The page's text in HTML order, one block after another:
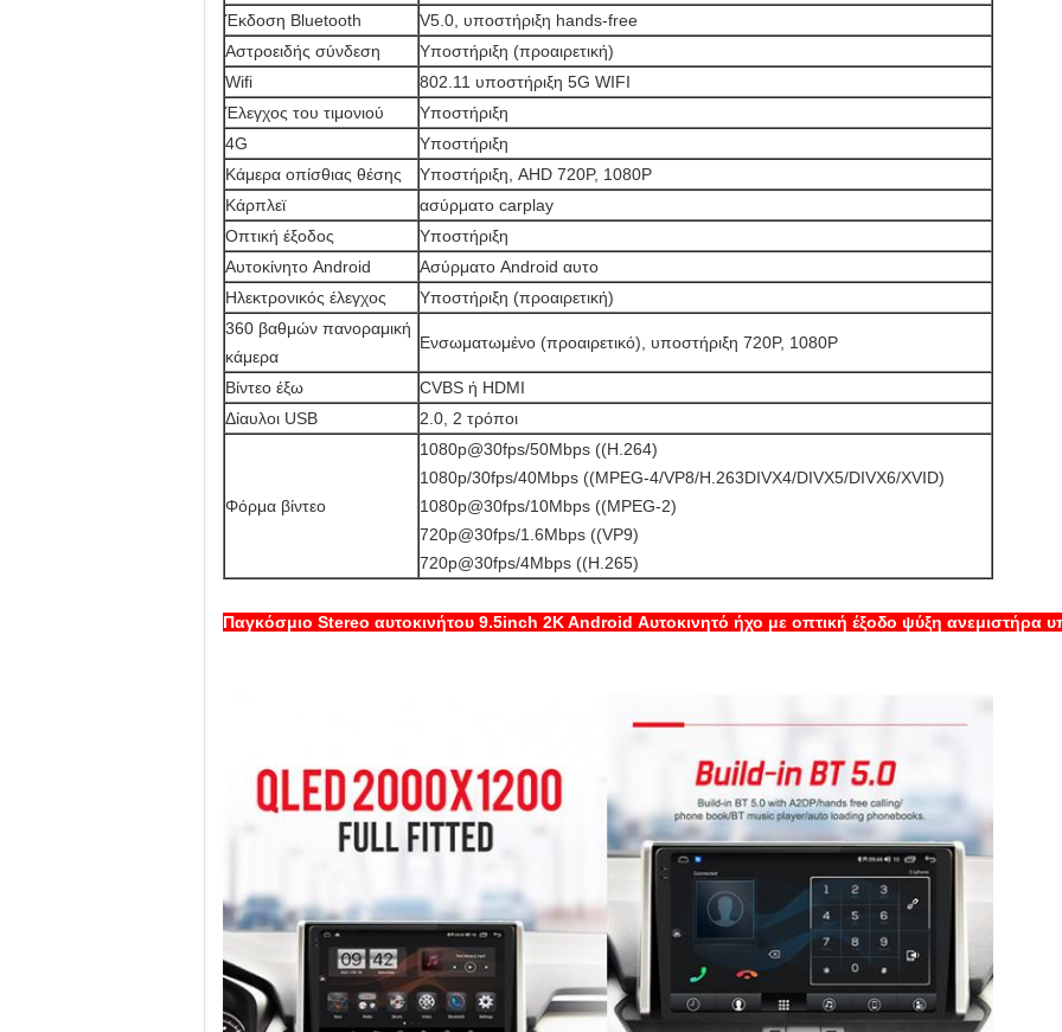
Έκδοση Bluetooth
V5.0, υποστήριξη hands-free
Αστροειδής σύνδεση
Υποστήριξη (προαιρετική)
Wifi
802.11 υποστήριξη 5G WIFI
Έλεγχος του τιμονιού
Υποστήριξη
4G
Υποστήριξη
Κάμερα οπίσθιας θέσης
Υποστήριξη, AHD 720P, 1080P
Κάρπλεϊ
ασύρματο carplay
Οπτική έξοδος
Υποστήριξη
Αυτοκίνητο Android
Ασύρματο Android αυτο
Ηλεκτρονικός έλεγχος
Υποστήριξη (προαιρετική)
360 βαθμών πανοραμική
κάμερα
Ενσωματωμένο (προαιρετικό), υποστήριξη 720P, 1080P
Βίντεο έξω
CVBS ή HDMI
Δίαυλοι USB
2.0, 2 τρόποι
Φόρμα βίντεο
1080p@30fps/50Mbps ((H.264)
1080p/30fps/40Mbps ((MPEG-4/VP8/H.263DIVX4/DIVX5/DIVX6/XVID)
1080p@30fps/10Mbps ((MPEG-2)
720p@30fps/1.6Mbps ((VP9)
720p@30fps/4Mbps ((H.265)
Παγκόσμιο Stereo αυτοκινήτου 9.5inch 2K Android Αυτοκινητό ήχο με οπτική έξοδο ψύξη ανεμιστήρα